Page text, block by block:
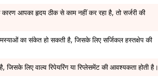
आपका हृदय ठीक से काम नहीं कर रहा है, तो सर्जरी की
का संकेत हो सकती है, जिसके लिए सर्जिकल हस्तक्षेप की
लिए वाल्व रिपेयरिंग या रिप्लेसमेंट की आवश्यकता होती है।